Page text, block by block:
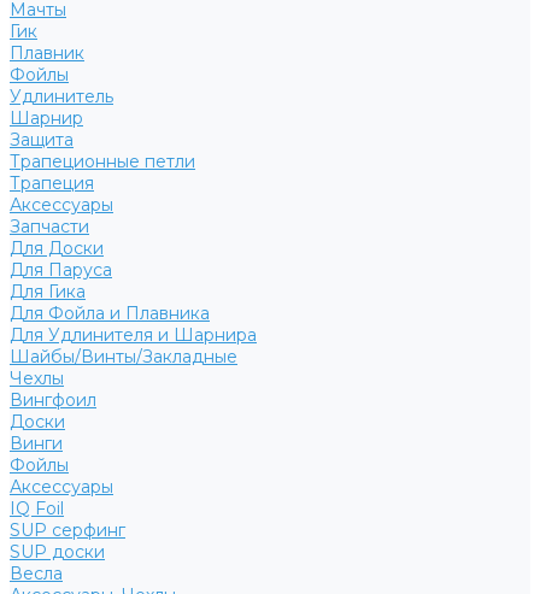
Мачты
Гик
Плавник
Фойлы
Удлинитель
Шарнир
Защита
Трапеционные петли
Трапеция
Аксессуары
Запчасти
Для Доски
Для Паруса
Для Гика
Для Фойла и Плавника
Для Удлинителя и Шарнира
Шайбы/Винты/Закладные
Чехлы
Вингфоил
Доски
Винги
Фойлы
Аксессуары
IQ Foil
SUP серфинг
SUP доски
Весла